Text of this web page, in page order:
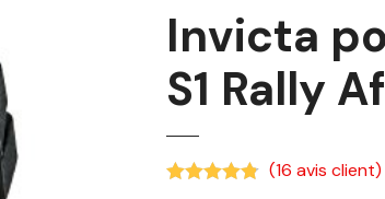
Invicta
S1 Rally
(16 avis client)